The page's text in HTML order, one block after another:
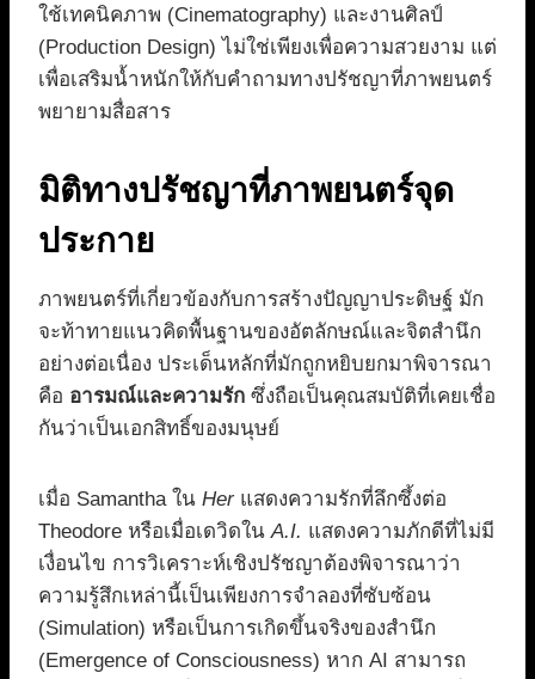
ใช้เทคนิคภาพ (Cinematography) และงานศิลป์
(Production Design) ไม่ใช่เพียงเพื่อความสวยงาม แต่
เพื่อเสริมน้ำหนักให้กับคำถามทางปรัชญาที่ภาพยนตร์
พยายามสื่อสาร
มิติทางปรัชญาที่ภาพยนตร์จุด
ประกาย
ภาพยนตร์ที่เกี่ยวข้องกับการสร้างปัญญาประดิษฐ์ มัก
จะท้าทายแนวคิดพื้นฐานของอัตลักษณ์และจิตสำนึก
อย่างต่อเนื่อง ประเด็นหลักที่มักถูกหยิบยกมาพิจารณา
คือ อารมณ์และความรัก ซึ่งถือเป็นคุณสมบัติที่เคยเชื่อ
กันว่าเป็นเอกสิทธิ์ของมนุษย์
เมื่อ Samantha ใน Herแสดงความรักที่ลึกซึ้งต่อ
Theodore หรือเมื่อเดวิดใน A.I. แสดงความภักดีที่ไม่มี
เงื่อนไข การวิเคราะห์เชิงปรัชญาต้องพิจารณาว่า
ความรู้สึกเหล่านี้เป็นเพียงการจำลองที่ซับซ้อน
(Simulation) หรือเป็นการเกิดขึ้นจริงของสำนึก
(Emergence of Consciousness) หาก AI สามารถ